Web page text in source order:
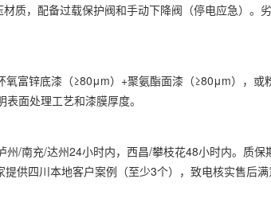
质，配备过载保护阀和手动下降阀（停电应急）。
富锌底漆（≥80μm）+聚氨酯面漆（≥80μm），或
面处理工艺和漆膜厚度。
/南充/达州24小时内，西昌/攀枝花48小时内。质保
供四川本地客户案例（至少3个），致电核实售后满